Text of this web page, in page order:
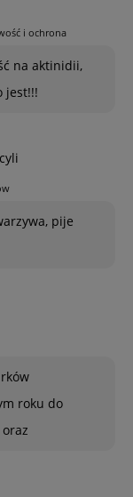
i ochrona
na aktinidii,
jest!!!
pije
roku do